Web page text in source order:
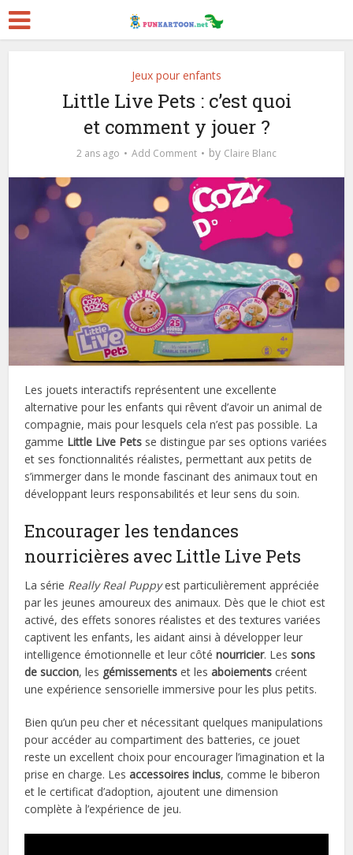
Jeux pour enfants
Little Live Pets : c’est quoi
et comment y jouer ?
2 ans ago Add Comment by Claire Blanc
Les jouets interactifs représentent une excellente
alternative pour les enfants qui rêvent d’avoir un animal de
compagnie, mais pour lesquels cela n’est pas possible. La
gamme Little Live Pets se distingue par ses options variées
et ses fonctionnalités réalistes, permettant aux petits de
s’immerger dans le monde fascinant des animaux tout en
développant leurs responsabilités et leur sens du soin.
Encourager les tendances
nourricières avec Little Live Pets
La série Really Real Puppyest particulièrement appréciée
par les jeunes amoureux des animaux. Dès que le chiot est
activé, des effets sonores réalistes et des textures variées
captivent les enfants, les aidant ainsi à développer leur
intelligence émotionnelle et leur côténourricier. Lessons
de succion, les gémissements et lesaboiements créent
une expérience sensorielle immersive pour les plus petits.
Bien qu’un peu cher et nécessitant quelques manipulations
pour accéder au compartiment des batteries, ce jouet
reste un excellent choix pour encourager l’imagination et la
prise en charge. Lesaccessoires inclus, comme le biberon
et le certificat d’adoption, ajoutent une dimension
complète à l’expérience de jeu.